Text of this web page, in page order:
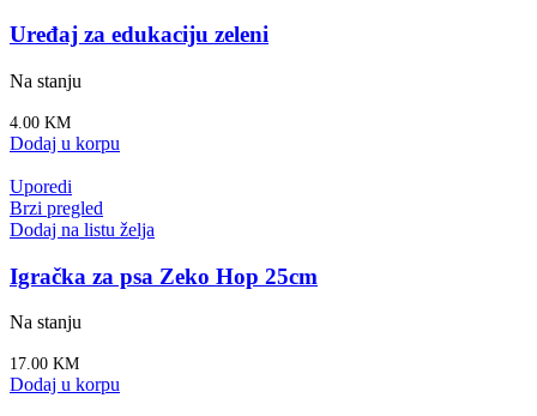
Uređaj za edukaciju zeleni
Na stanju
4.00 KM
Dodaj u korpu
Uporedi
Brzi pregled
Dodaj na listu želja
Igračka za psa Zeko Hop 25cm
Na stanju
17.00 KM
Dodaj u korpu